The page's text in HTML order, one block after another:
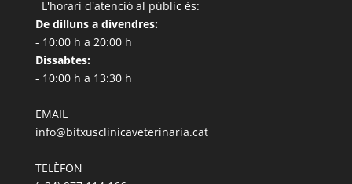
L'horari d'atenció al públic és:
De dilluns a divendres:
- 10:00 h a 20:00 h
Dissabtes:
- 10:00 h a 13:30 h
EMAIL
info@bitxusclinicaveterinaria.cat
TELÈFON